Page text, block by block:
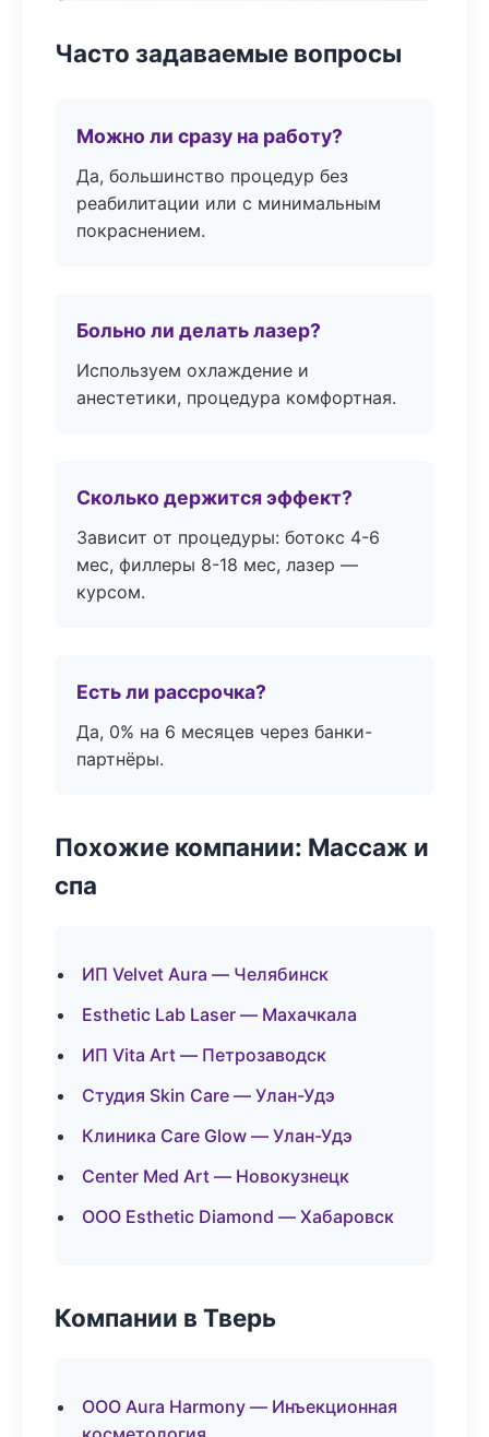
Часто задаваемые вопросы
Можно ли сразу на работу?
Да, большинство процедур без
реабилитации или с минимальным
покраснением.
Больно ли делать лазер?
Используем охлаждение и
анестетики, процедура комфортная.
Сколько держится эффект?
Зависит от процедуры: ботокс 4-6
мес, филлеры 8-18 мес, лазер —
курсом.
Есть ли рассрочка?
Да, 0% на 6 месяцев через банки-
партнёры.
Похожие компании: Массаж и
спа
ИП Velvet Aura — Челябинск
Esthetic Lab Laser — Махачкала
ИП Vita Art — Петрозаводск
Студия Skin Care — Улан-Удэ
Клиника Care Glow — Улан-Удэ
Center Med Art — Новокузнецк
ООО Esthetic Diamond — Хабаровск
Компании в Тверь
ООО Aura Harmony — Инъекционная